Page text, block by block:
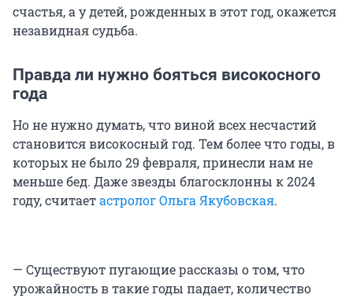
счастья, а у детей, рожденных в этот год, окажется
незавидная судьба.
Правда ли нужно бояться високосного
года
Но не нужно думать, что виной всех несчастий
становится високосный год. Тем более что годы, в
которых не было 29 февраля, принесли нам не
меньше бед. Даже звезды благосклонны к 2024
году, считаетастролог Ольга Якубовская.
— Существуют пугающие рассказы о том, что
урожайность в такие годы падает, количество